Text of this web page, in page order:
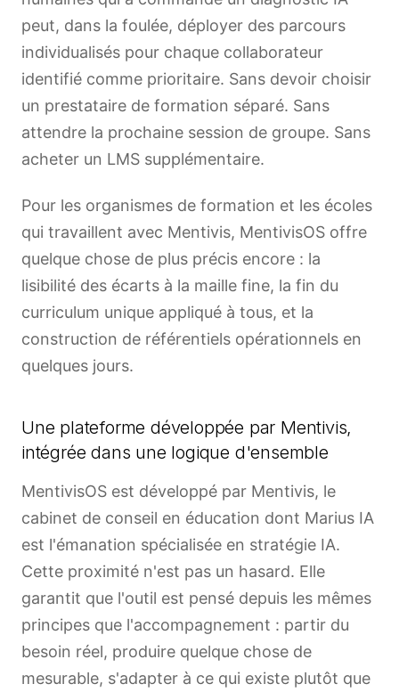
peut, dans la foulée, déployer des parcours
individualisés pour chaque collaborateur
identifié comme prioritaire. Sans devoir choisir
un prestataire de formation séparé. Sans
attendre la prochaine session de groupe. Sans
acheter un LMS supplémentaire.
Pour les organismes de formation et les écoles
qui travaillent avec Mentivis, MentivisOS offre
quelque chose de plus précis encore : la
lisibilité des écarts à la maille fine, la fin du
curriculum unique appliqué à tous, et la
construction de référentiels opérationnels en
quelques jours.
Une plateforme développée par Mentivis,
intégrée dans une logique d'ensemble
MentivisOS est développé par Mentivis, le
cabinet de conseil en éducation dont Marius IA
est l'émanation spécialisée en stratégie IA.
Cette proximité n'est pas un hasard. Elle
garantit que l'outil est pensé depuis les mêmes
principes que l'accompagnement : partir du
besoin réel, produire quelque chose de
mesurable, s'adapter à ce qui existe plutôt que